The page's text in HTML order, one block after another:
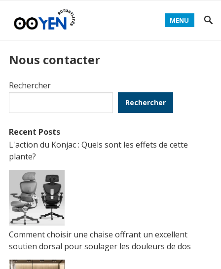
MENU
Nous contacter
Rechercher
Rechercher
Recent Posts
L'action du Konjac : Quels sont les effets de cette
plante?
Comment choisir une chaise offrant un excellent
soutien dorsal pour soulager les douleurs de dos